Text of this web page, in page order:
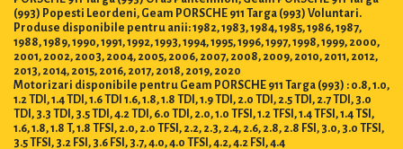
(993) Popesti Leordeni, Geam PORSCHE 911 Targa (993) Voluntari.
Produse disponibile pentru anii: 1982, 1983, 1984, 1985, 1986, 1987,
1988, 1989, 1990, 1991, 1992, 1993, 1994, 1995, 1996, 1997, 1998, 1999, 2000,
2001, 2002, 2003, 2004, 2005, 2006, 2007, 2008, 2009, 2010, 2011, 2012,
2013, 2014, 2015, 2016, 2017, 2018, 2019, 2020
Motorizari disponibile pentru Geam PORSCHE 911 Targa (993) : 0.8, 1.0,
1.2 TDI, 1.4 TDI, 1.6 TDI 1.6, 1.8, 1.8 TDI, 1.9 TDI, 2.0 TDI, 2.5 TDI, 2.7 TDI, 3.0
TDI, 3.3 TDI, 3.5 TDI, 4.2 TDI, 6.0 TDI, 2.0, 1.0 TFSI, 1.2 TFSI, 1.4 TFSI, 1.4 TSI,
1.6, 1.8, 1.8 T, 1.8 TFSI, 2.0, 2.0 TFSI, 2.2, 2.3, 2.4, 2.6, 2.8, 2.8 FSI, 3.0, 3.0 TFSI,
3.5 TFSI, 3.2 FSI, 3.6 FSI, 3.7, 4.0, 4.0 TFSI, 4.2, 4.2 FSI, 4.4